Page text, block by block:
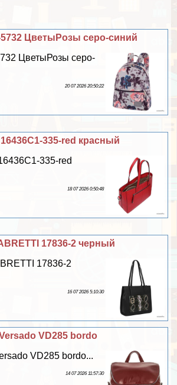
ЦветыРозы серо-синий
ЦветыРозы серо-
20 07 2026 20:50:22
335-red красный
335-red
18 07 2026 0:50:48
17836-2 черный
17836-2
16 07 2026 5:10:30
VD285 bordo
VD285 bordo...
14 07 2026 11:57:30